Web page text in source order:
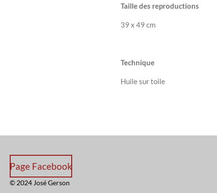
Taille des reproductions
39 x 49 cm
Technique
Huile sur toile
Page Facebook
© 2024 José Gerson